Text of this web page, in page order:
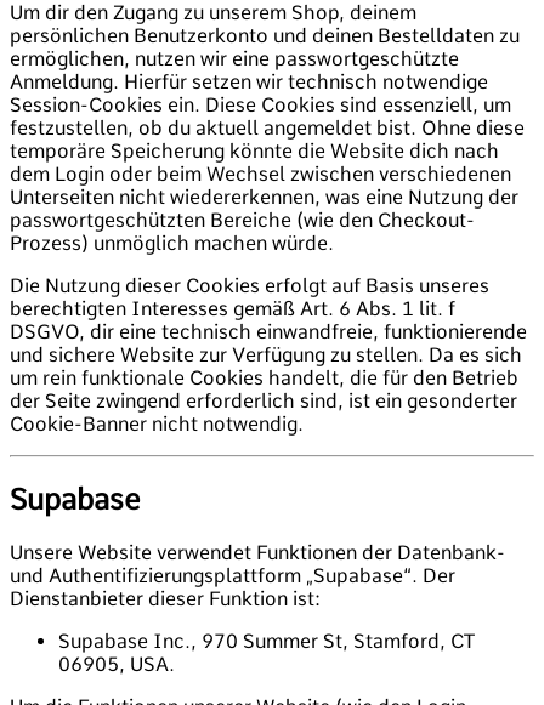
Um dir den Zugang zu unserem Shop, deinem
persönlichen Benutzerkonto und deinen Bestelldaten zu
ermöglichen, nutzen wir eine passwortgeschützte
Anmeldung. Hierfür setzen wir technisch notwendige
Session-Cookies ein. Diese Cookies sind essenziell, um
festzustellen, ob du aktuell angemeldet bist. Ohne diese
temporäre Speicherung könnte die Website dich nach
dem Login oder beim Wechsel zwischen verschiedenen
Unterseiten nicht wiedererkennen, was eine Nutzung der
passwortgeschützten Bereiche (wie den Checkout-
Prozess) unmöglich machen würde.
Die Nutzung dieser Cookies erfolgt auf Basis unseres
berechtigten Interesses gemäß Art. 6 Abs. 1 lit. f
DSGVO, dir eine technisch einwandfreie, funktionierende
und sichere Website zur Verfügung zu stellen. Da es sich
um rein funktionale Cookies handelt, die für den Betrieb
der Seite zwingend erforderlich sind, ist ein gesonderter
Cookie-Banner nicht notwendig.
Supabase
Unsere Website verwendet Funktionen der Datenbank-
und Authentifizierungsplattform „Supabase“. Der
Dienstanbieter dieser Funktion ist:
Supabase Inc., 970 Summer St, Stamford, CT
06905, USA.